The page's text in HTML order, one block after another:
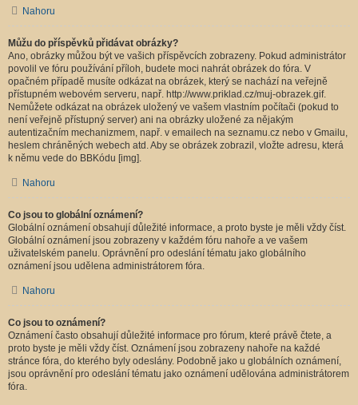
Nahoru
Můžu do příspěvků přidávat obrázky?
Ano, obrázky můžou být ve vašich příspěvcích zobrazeny. Pokud administrátor
povolil ve fóru používání příloh, budete moci nahrát obrázek do fóra. V
opačném případě musíte odkázat na obrázek, který se nachází na veřejně
přístupném webovém serveru, např. http://www.priklad.cz/muj-obrazek.gif.
Nemůžete odkázat na obrázek uložený ve vašem vlastním počítači (pokud to
není veřejně přístupný server) ani na obrázky uložené za nějakým
autentizačním mechanizmem, např. v emailech na seznamu.cz nebo v Gmailu,
heslem chráněných webech atd. Aby se obrázek zobrazil, vložte adresu, která
k němu vede do BBKódu [img].
Nahoru
Co jsou to globální oznámení?
Globální oznámení obsahují důležité informace, a proto byste je měli vždy číst.
Globální oznámení jsou zobrazeny v každém fóru nahoře a ve vašem
uživatelském panelu. Oprávnění pro odeslání tématu jako globálního
oznámení jsou udělena administrátorem fóra.
Nahoru
Co jsou to oznámení?
Oznámení často obsahují důležité informace pro fórum, které právě čtete, a
proto byste je měli vždy číst. Oznámení jsou zobrazeny nahoře na každé
stránce fóra, do kterého byly odeslány. Podobně jako u globálních oznámení,
jsou oprávnění pro odeslání tématu jako oznámení udělována administrátorem
fóra.